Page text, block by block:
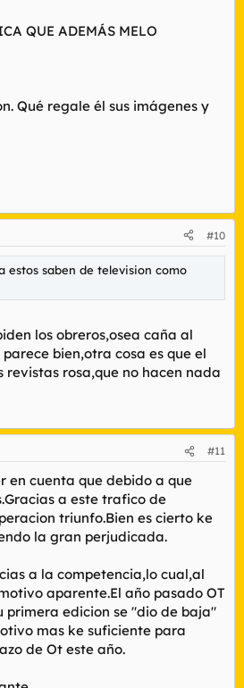
QUE ADEMÁS MELO
Qué regale él sus imágenes y
#10
estos saben de television como
los obreros,osea caña al
bien,otra cosa es que el
rosa,que no hacen nada
#11
en cuenta que debido a que
a este trafico de
triunfo.Bien es cierto ke
la gran perjudicada.
a la competencia,lo cual,al
aparente.El año pasado OT
primera edicion se "dio de baja"
mas ke suficiente para
de Ot este año.